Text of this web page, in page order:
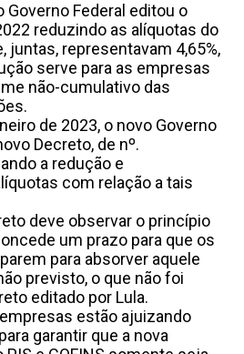
Governo Federal editou o
reduzindo as alíquotas do
juntas, representavam 4,65%,
serve para as empresas
não-cumulativo das
de 2023, o novo Governo
Decreto, de nº.
a redução e
com relação a tais
deve observar o princípio
um prazo para que os
para absorver aquele
previsto, o que não foi
editado por Lula.
estão ajuizando
garantir que a nova